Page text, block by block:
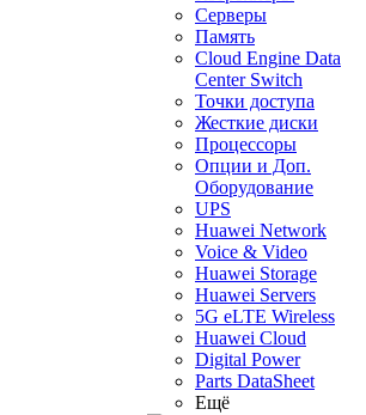
Серверы
Память
Cloud Engine Data
Center Switch
Точки доступа
Жесткие диски
Процессоры
Опции и Доп.
Оборудование
UPS
Huawei Network
Voice & Video
Huawei Storage
Huawei Servers
5G eLTE Wireless
Huawei Cloud
Digital Power
Parts DataSheet
Ещё